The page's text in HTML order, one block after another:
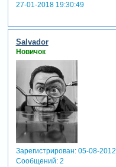
27-01-2018 19:30:49
Salvador
Новичок
Зарегистрирован: 05-08-2012
Сообщений:2